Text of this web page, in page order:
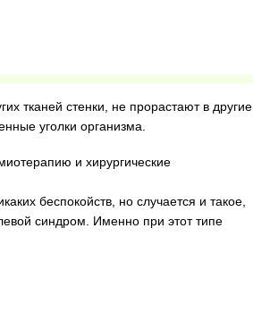
тканей стенки, не прорастают в другие
уголки организма.
и хирургические
беспокойств, но случается и такое,
синдром. Именно при этот типе